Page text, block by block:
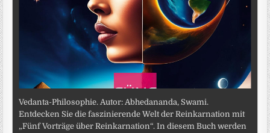
Vedanta-Philosophie. Autor: Abhedananda, Swami.
Entdecken Sie die faszinierende Welt der Reinkarnation mit
„Fünf Vorträge über Reinkarnation“. In diesem Buch werden